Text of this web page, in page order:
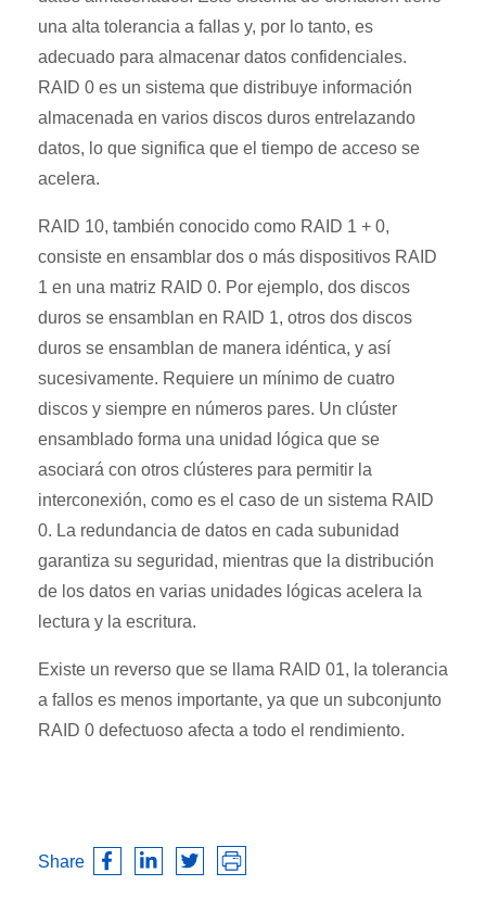
una alta tolerancia a fallas y, por lo tanto, es
adecuado para almacenar datos confidenciales.
RAID 0 es un sistema que distribuye información
almacenada en varios discos duros entrelazando
datos, lo que significa que el tiempo de acceso se
acelera.
RAID 10, también conocido como RAID 1 + 0,
consiste en ensamblar dos o más dispositivos RAID
1 en una matriz RAID 0. Por ejemplo, dos discos
duros se ensamblan en RAID 1, otros dos discos
duros se ensamblan de manera idéntica, y así
sucesivamente. Requiere un mínimo de cuatro
discos y siempre en números pares. Un clúster
ensamblado forma una unidad lógica que se
asociará con otros clústeres para permitir la
interconexión, como es el caso de un sistema RAID
0. La redundancia de datos en cada subunidad
garantiza su seguridad, mientras que la distribución
de los datos en varias unidades lógicas acelera la
lectura y la escritura.
Existe un reverso que se llama RAID 01, la tolerancia
a fallos es menos importante, ya que un subconjunto
RAID 0 defectuoso afecta a todo el rendimiento.
Share